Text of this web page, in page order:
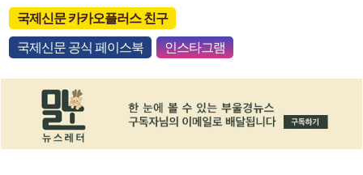
국제신문 카카오플러스 친구
국제신문 공식 페이스북 인스타그램